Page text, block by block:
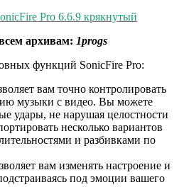
Pro 6.6.9 крякнутый
архивам: 1progs
функций SonicFire Pro:
вам точно контролировать
музыки с видео. Вы можете
удары, не нарушая целостности
несколько вариантов
и разбивками по
вам изменять настроение и
под эмоции вашего